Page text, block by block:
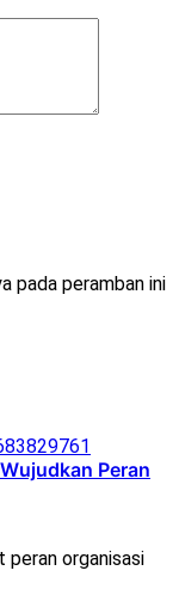
pada peramban ini
Peran
peran organisasi